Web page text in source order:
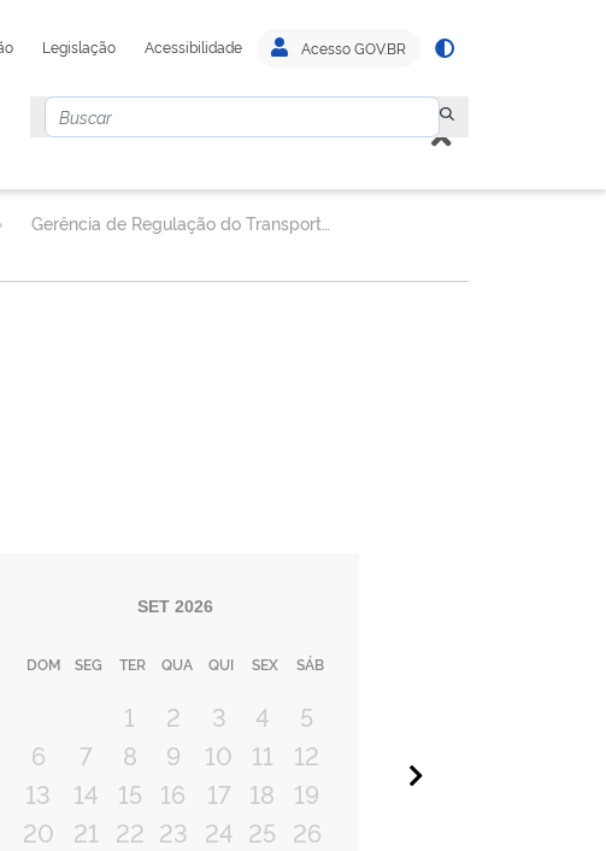
Legislação Acessibilidade Acesso GOV.BR
SET 2026
DOM SEG TER QUA QUI SEX SÁB
1 2 3 4
5
6
7 8 9 10 11
12
13
14 15 16 17 18
19
20
21 22 23 24 25 26